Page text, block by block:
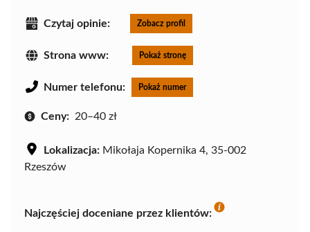
Czytaj opinie: Zobacz profil
Strona www: Pokaż stronę
Numer telefonu: Pokaż numer
Ceny: 20–40 zł
Lokalizacja: Mikołaja Kopernika 4, 35-002
Rzeszów
Najczęściej doceniane przez klientów: